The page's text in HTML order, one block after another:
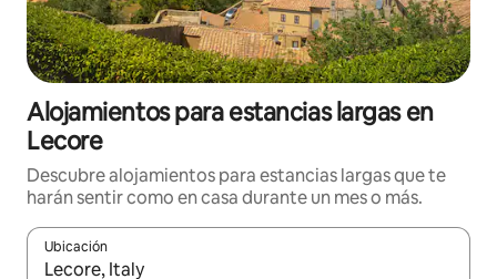
Alojamientos para estancias largas en
Lecore
Descubre alojamientos para estancias largas que te
harán sentir como en casa durante un mes o más.
Ubicación
Cuando los resultados estén disponibles, podrás navegar